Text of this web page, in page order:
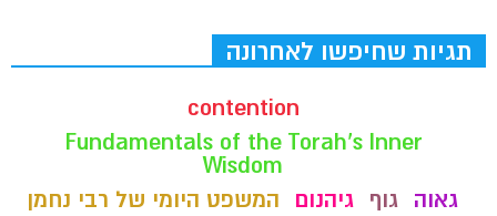
תגיות שחיפשו לאחרונה
contention
Fundamentals of the Torah’s Inner
Wisdom
גאוה גוף גיהנום
המשפט היומי של רבי נחמן